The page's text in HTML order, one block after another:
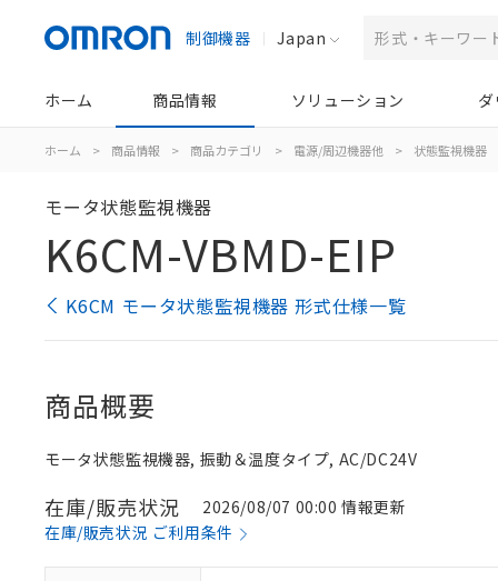
制御機器 Japan
ホーム 商品情報 ソリューション
ホーム > 商品情報 > 商品カテゴリ > 電源/周辺機器他 > 状態監視機器
モータ状態監視機器
K6CM-VBMD-EIP
K6CM モータ状態監視機器 形式仕様一覧
商品概要
モータ状態監視機器, 振動＆温度タイプ, AC/DC24V
在庫/販売状況
2026/08/07 00:00 情報更新
在庫/販売状況 ご利用条件